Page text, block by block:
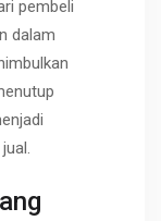
pembeli
dalam